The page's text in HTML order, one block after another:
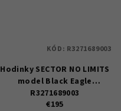
Hodinky SECTOR NO LIMITS
model Black Eagle
R3271689003
€195
KÓD: R3271689003